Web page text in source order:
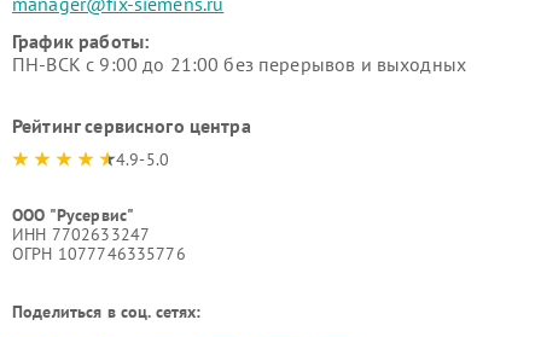
График работы:
ПН-ВСК с 9:00 до 21:00 без перерывов и выходных
Рейтинг сервисного центра
4.9-5.0
ООО "Русервис"
ИНН 7702633247
ОГРН 1077746335776
Поделиться в соц. сетях: